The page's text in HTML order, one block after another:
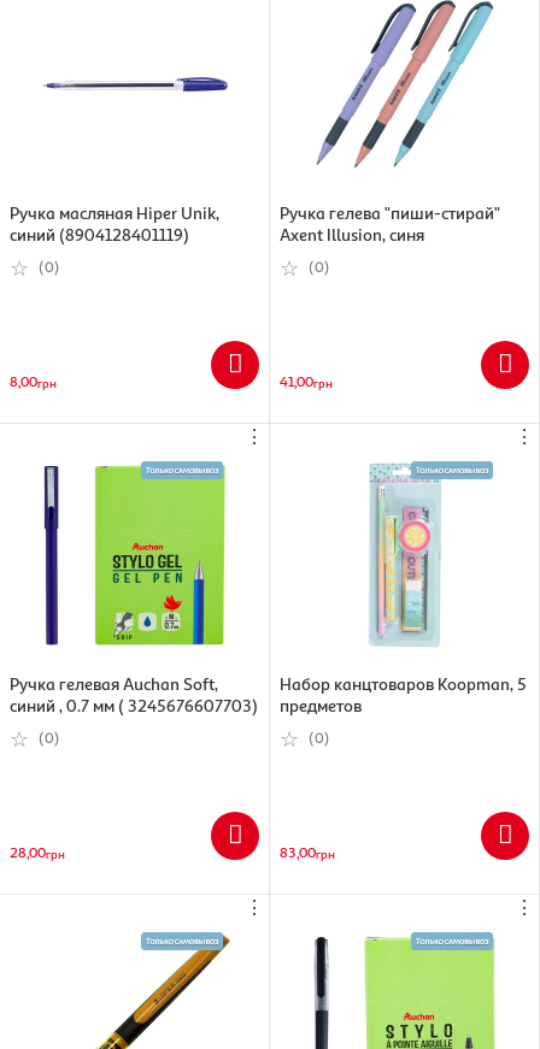
Ручка масляная Hiper Unik,
синий (8904128401119)
(0)
8,00грн
Ручка гелева "пиши-стирай"
Axent Illusion, синя
(0)
41,00грн
⋮
Ручка гелевая Auchan Soft,
синий , 0.7 мм ( 3245676607703)
(0)
28,00грн
⋮
Набор канцтоваров Koopman, 5
предметов
(0)
83,00грн
⋮ ⋮